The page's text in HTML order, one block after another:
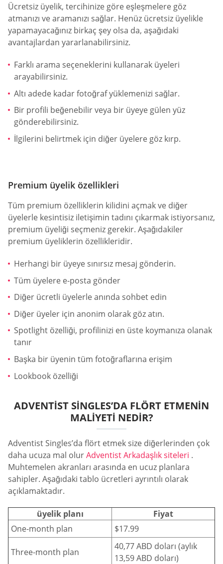
Ücretsiz üyelik, tercihinize göre eşleşmelere göz
atmanızı ve aramanızı sağlar. Henüz ücretsiz üyelikle
yapamayacağınız birkaç şey olsa da, aşağıdaki
avantajlardan yararlanabilirsiniz.
Farklı arama seçeneklerini kullanarak üyeleri
arayabilirsiniz.
Altı adede kadar fotoğraf yüklemenizi sağlar.
Bir profili beğenebilir veya bir üyeye gülen yüz
gönderebilirsiniz.
İlgilerini belirtmek için diğer üyelere göz kırp.
Premium üyelik özellikleri
Tüm premium özelliklerin kilidini açmak ve diğer
üyelerle kesintisiz iletişimin tadını çıkarmak istiyorsanız,
premium üyeliği seçmeniz gerekir. Aşağıdakiler
premium üyeliklerin özellikleridir.
Herhangi bir üyeye sınırsız mesaj gönderin.
Tüm üyelere e-posta gönder
Diğer ücretli üyelerle anında sohbet edin
Diğer üyeler için anonim olarak göz atın.
Spotlight özelliği, profilinizi en üste koymanıza olanak
tanır
Başka bir üyenin tüm fotoğraflarına erişim
Lookbook özelliği
ADVENTIST SINGLES’DA FLÖRT ETMENIN
MALIYETI NEDIR?
Adventist Singles’da flört etmek size diğerlerinden çok
daha ucuza mal olurAdventist Arkadaşlık siteleri .
Muhtemelen akranları arasında en ucuz planlara
sahipler. Aşağıdaki tablo ücretleri ayrıntılı olarak
açıklamaktadır.
üyelik planı
Fiyat
One-month plan
$17.99
Three-month plan
40,77 ABD doları (aylık
13,59 ABD doları)